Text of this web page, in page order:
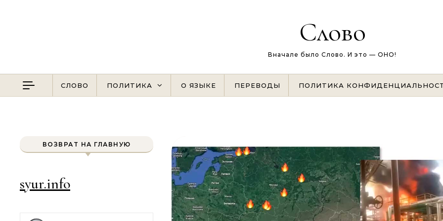
Слово
Вначале было Слово. И это — ОНО!
СЛОВО ПОЛИТИКА О ЯЗЫКЕ ПЕРЕВОДЫ ПОЛИТИКА
ВОЗВРАТ НА ГЛАВНУЮ
syur.info